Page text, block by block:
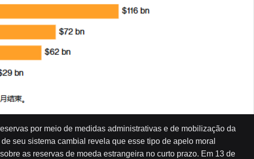
por meio de medidas administrativas e de mobilização da
seu sistema cambial revela que esse tipo de apelo moral
as reservas de moeda estrangeira no curto prazo. Em 13 de